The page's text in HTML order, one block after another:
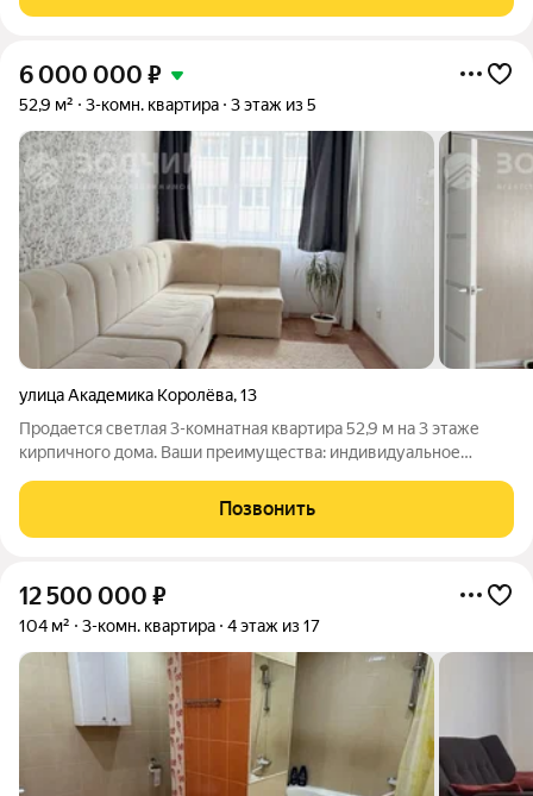
6 000 000 ₽
52,9 м² 3-комн. квартира 3 этаж из 5
улица Академика Королёва,13
Продается светлая 3-комнатная квартира 52,9 м на 3 этаже
кирпичного дома. Ваши преимущества: индивидуальное
Позвонить
12 500 000 ₽
104 м² 3-комн. квартира 4 этаж из 17